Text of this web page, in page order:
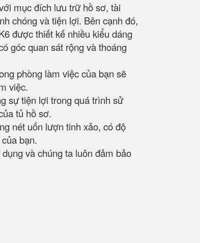
mục đích lưu trữ hồ sơ, tài
chóng và tiện lợi. Bên cạnh đó,
được thiết kế nhiều kiểu dáng
góc quan sát rộng và thoáng
phòng làm việc của bạn sẽ
việc.
sự tiện lợi trong quá trình sử
tủ hồ sơ.
nét uốn lượn tinh xảo, có độ
bạn.
và chúng ta luôn đảm bảo